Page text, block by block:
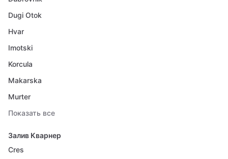
Dugi Otok
Hvar
Imotski
Korcula
Makarska
Murter
Показать все
Залив Кварнер
Cres